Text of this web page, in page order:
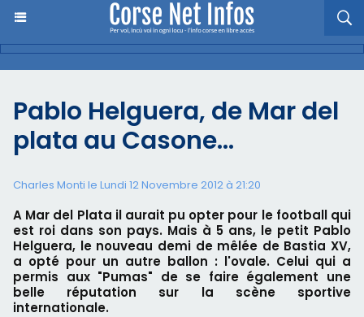
Pablo Helguera, de Mar del
plata au Casone…
Charles Monti le Lundi 12 Novembre 2012 à 21:20
A Mar del Plata il aurait pu opter pour le football qui
est roi dans son pays. Mais à 5 ans, le petit Pablo
Helguera, le nouveau demi de mêlée de Bastia XV,
a opté pour un autre ballon : l'ovale. Celui qui a
permis aux "Pumas" de se faire également une
belle réputation sur la scène sportive
internationale.